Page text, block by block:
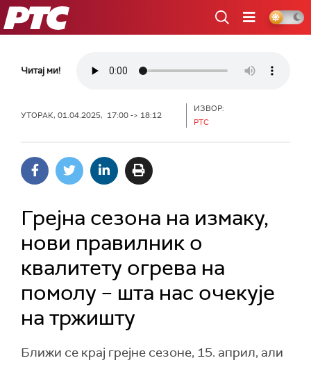
РТС
Читај ми!
УТОРАК, 01.04.2025, 17:00 -> 18:12
ИЗВОР:
РТС
Грејна сезона на измаку,
нови правилник о
квалитету огрева на
помолу – шта нас очекује
на тржишту
Ближи се крај грејне сезоне, 15. април, али